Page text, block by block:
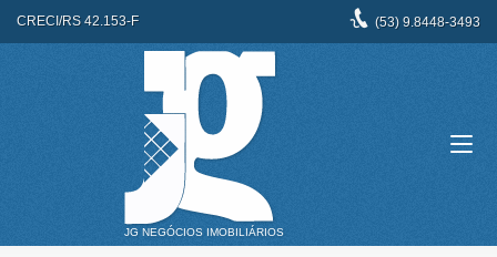
CRECI/RS 42.153-F (53) 9.8448-3493